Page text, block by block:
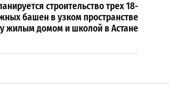
строительство трех 18-
башен в узком пространстве
жилым домом и школой в Астане